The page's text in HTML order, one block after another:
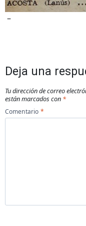
–
Deja una
Tu dirección de correo
están marcados con *
Comentario *